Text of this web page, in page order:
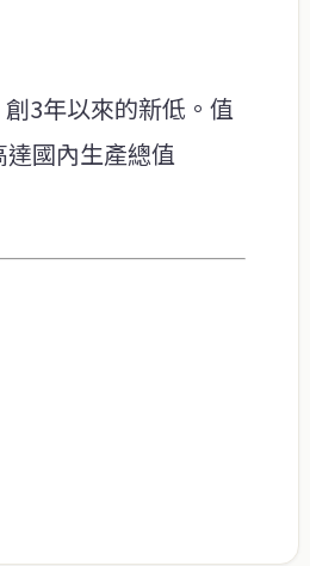
3年以來的新低。值
國內生產總值